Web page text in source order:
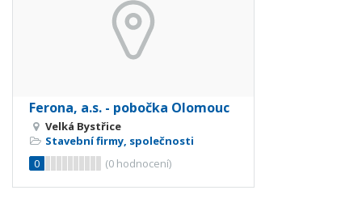
Ferona, a.s. - pobočka Olomouc
Velká Bystřice
Stavební firmy, společnosti
0
(0 hodnocení)